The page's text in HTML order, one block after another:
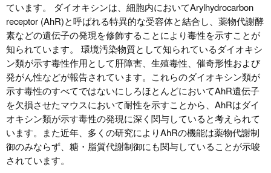
ています。 ダイオキシンは、細胞内においてArylhydrocarbon
receptor (AhR)と呼ばれる特異的な受容体と結合し、薬物代謝酵
素などの遺伝子の発現を修飾することにより毒性を示すことが
知られています。 環境汚染物質として知られているダイオキシ
ン類が示す毒性作用として肝障害、生殖毒性、催奇形性および
発がん性などが報告されています。これらのダイオキシン類が
示す毒性のすべてではないにしろほとんどにおいてAhR遺伝子
を欠損させたマウスにおいて耐性を示すことから、AhRはダイ
オキシン類が示す毒性の発現に深く関与していると考えられて
います。また近年、多くの研究によりAhRの機能は薬物代謝制
御のみならず、糖・脂質代謝制御にも関与していることが示唆
されています。